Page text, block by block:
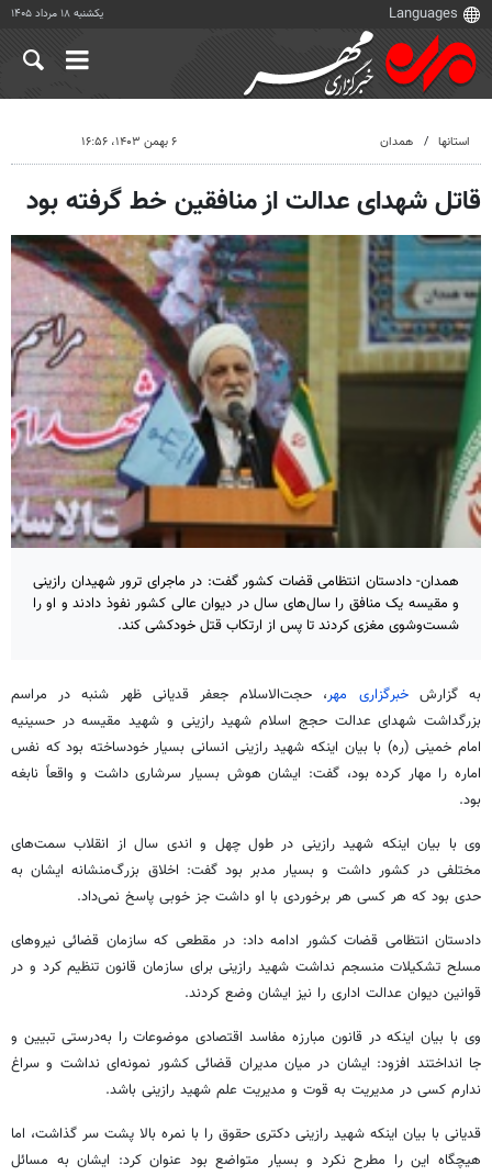
یکشنبه ۱۸ مرداد ۱۴۰۵
استانها همدان ۶ بهمن ۱۴۰۳، ۱۶:۵۶
قاتل شهدای عدالت از منافقین خط گرفته بود
همدان- دادستان انتظامی قضات کشور گفت: در ماجرای ترور شهیدان رازینی
و مقیسه یک منافق را سال‌های سال در دیوان عالی کشور نفوذ دادند و او را
شست‌وشوی مغزی کردند تا پس از ارتکاب قتل خودکشی کند.
به گزارش خبرگزاری مهر، حجت‌الاسلام جعفر قدیانی ظهر شنبه در مراسم
بزرگداشت شهدای عدالت حجج اسلام شهیدرازینی و شهید مقیسه در حسینیه
امام خمینی (ره) با بیان اینکه شهیدرازینی انسانی بسیار خودساخته بود که نفس
اماره را مهار کرده بود، گفت: ایشان هوش بسیار سرشاری داشت و واقعاً نابغه
بود.
وی با بیان اینکه شهیدرازینی در طول چهل واندی سال از انقلاب سمت‌های
مختلفی در کشور داشت و بسیار مدبر بود گفت: اخلاق بزرگ‌منشانه ایشان به
حدی بود که هر کسی هر برخوردی با او داشت جز خوبی پاسخ نمی‌داد.
دادستان انتظامی قضات کشور ادامه داد: در مقطعی که سازمان قضائی نیروهای
مسلح تشکیلات منسجم نداشت شهید رازینیبرای سازمان قانون تنظیم کرد و در
قوانین دیوان عدالت اداری را نیز ایشان وضع کردند.
وی با بیان اینکه در قانون مبارزه مفاسد اقتصادی موضوعات را به‌درستی تبیین و
جا انداختند افزود: ایشان در میان مدیران قضائی کشور نمونه‌ای نداشت و سراغ
ندارم کسی در مدیریت به قوت و مدیریت علم شهید رازینی باشد.
قدیانی با بیان اینکه شهید رازینی دکتری حقوق را با نمره بالا پشت سر گذاشت، اما
هیچگاه این را مطرح نکرد و بسیار متواضع بود عنوان کرد: ایشان به مسائل